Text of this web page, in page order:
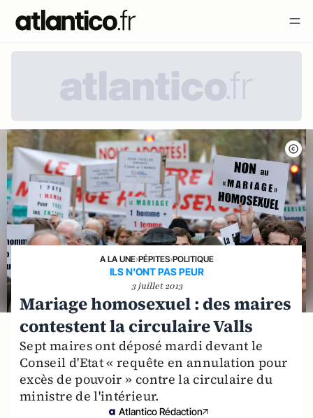
A LA UNE›PÉPITES›POLITIQUE
ILS N'ONT PAS PEUR
3 juillet 2013
Mariage homosexuel : des maires
contestent la circulaire Valls
Sept maires ont déposé mardi devant le
Conseil d'Etat « requête en annulation pour
excès de pouvoir » contre la circulaire du
ministre de l'intérieur.
Atlantico Rédaction